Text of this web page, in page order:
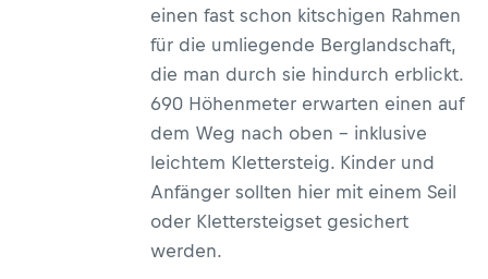
einen fast schon kitschigen Rahmen
für die umliegende Berglandschaft,
die man durch sie hindurch erblickt.
690 Höhenmeter erwarten einen auf
dem Weg nach oben – inklusive
leichtem Klettersteig. Kinder und
Anfänger sollten hier mit einem Seil
oder Klettersteigset gesichert
werden.